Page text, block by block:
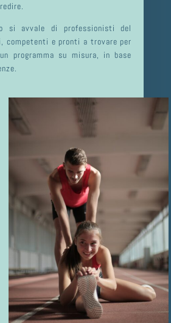
si avvale di professionisti del
competenti e pronti a trovare per
programma su misura, in base